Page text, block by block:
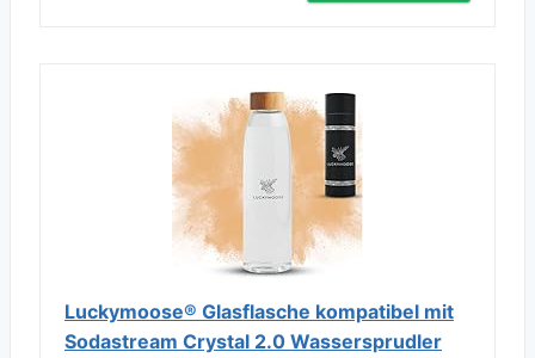
Luckymoose® Glasflasche kompatibel mit
Sodastream Crystal 2.0 Wassersprudler